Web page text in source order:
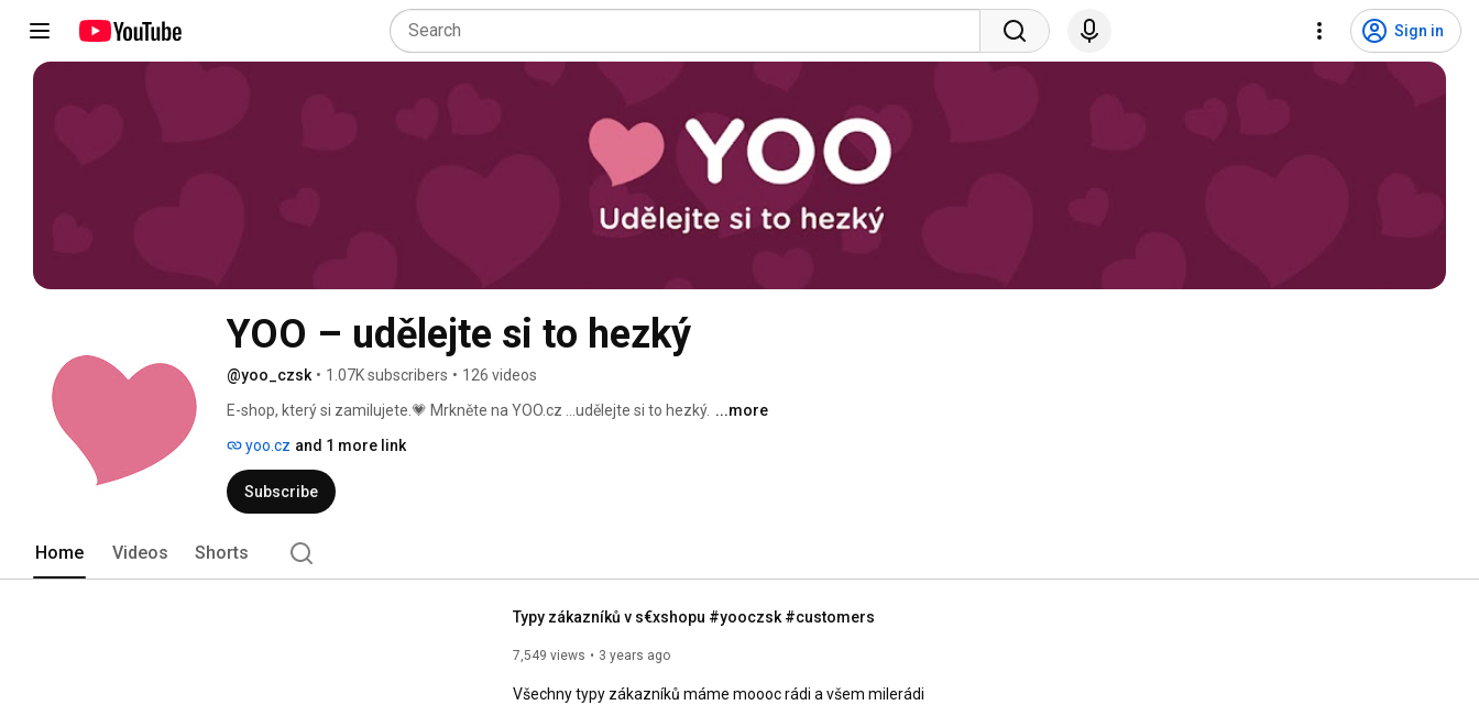
Sign in
YOO – udělejte si to hezký
@yoo_czsk • 1.07K subscribers • 126 videos
E-shop, který si zamilujete.💗 Mrkněte na YOO.cz ...udělejte si to hezký. ...more
yoo.cz and 1 more link
Subscribe
Home Videos Shorts
Typy zákazníků v s€xshopu #yooczsk #customers
7,549 views 3 years ago
Všechny typy zákazníků máme moooc rádi a všem milerádi